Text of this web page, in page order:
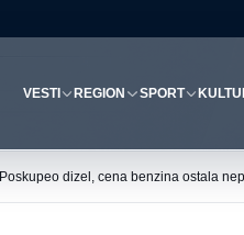
VESTI REGION SPORT
Poskupeo dizel, cena benzina ostala